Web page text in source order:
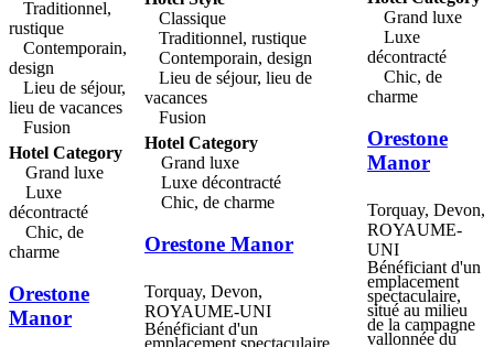
accompagnement, des cours
et la location de matériel
peuvent être organisés à
partir du lodge. situé dans les
jardins majestueusement
aménagés de l'hôtel, le
restaurant emblématique du
kentisbury grange hotel, le
relais de michael caines, est
l'heureux propriétaire de
deux rosettes. Ce chef-
d'œuvre de design rustique
contemporain propose des
menus fabuleux basés sur
une cuisine à la fois
que des ingrédients de saison
issus de la région, le tout
fois récompensé par un guide
Michelin. des thés
traditionnels et au champagne
sont également disponibles.
Traditionnel,
rustique
Contemporain,
design
Lieu de séjour,
lieu de vacances
Fusion
Hotel Category
Grand luxe
Luxe
décontracté
Chic, de
charme
Orestone
Manor
Classique
Traditionnel, rustique
Contemporain, design
Lieu de séjour, lieu de
vacances
Fusion
Hotel Category
Grand luxe
Luxe décontracté
Chic, de charme
Orestone Manor
Torquay, Devon,
ROYAUME-UNI
Bénéficiant d'un
Grand luxe
Luxe
décontracté
Chic, de
charme
Orestone
Manor
Torquay, Devon,
ROYAUME-
UNI
Bénéficiant d'un
emplacement
spectaculaire,
situé au milieu
de la campagne
vallonnée du